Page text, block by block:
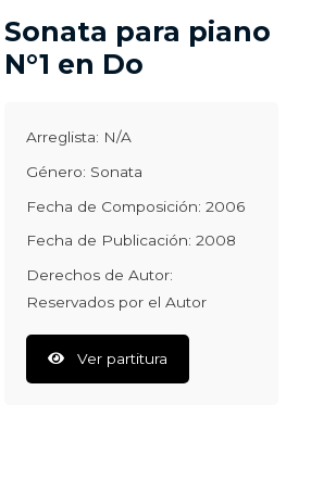
Sonata para piano
N°1 en Do
Arreglista: N/A
Género: Sonata
Fecha de Composición: 2006
Fecha de Publicación: 2008
Derechos de Autor:
Reservados por el Autor
Ver partitura